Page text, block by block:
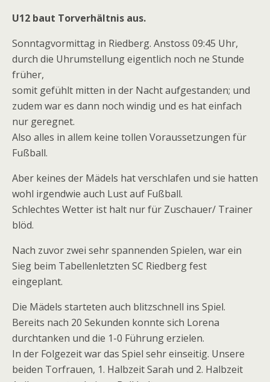
U12 baut Torverhältnis aus.
Sonntagvormittag in Riedberg. Anstoss 09:45 Uhr,
durch die Uhrumstellung eigentlich noch ne Stunde
früher,
somit gefühlt mitten in der Nacht aufgestanden; und
zudem war es dann noch windig und es hat einfach
nur geregnet.
Also alles in allem keine tollen Voraussetzungen für
Fußball.
Aber keines der Mädels hat verschlafen und sie hatten
wohl irgendwie auch Lust auf Fußball.
Schlechtes Wetter ist halt nur für Zuschauer/ Trainer
blöd.
Nach zuvor zwei sehr spannenden Spielen, war ein
Sieg beim Tabellenletzten SC Riedberg fest
eingeplant.
Die Mädels starteten auch blitzschnell ins Spiel.
Bereits nach 20 Sekunden konnte sich Lorena
durchtanken und die 1-0 Führung erzielen.
In der Folgezeit war das Spiel sehr einseitig. Unsere
beiden Torfrauen, 1. Halbzeit Sarah und 2. Halbzeit